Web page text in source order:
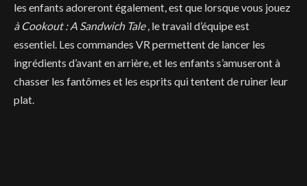
les enfants adoreront également, est que lorsque vous jouez
à Cookout : A Sandwich Tale, le travail d’équipe est
essentiel. Les commandes VR permettent de lancer les
ingrédients d’avant en arrière, et les enfants s’amuseront à
chasser les fantômes et les esprits qui tentent de ruiner leur
plat.